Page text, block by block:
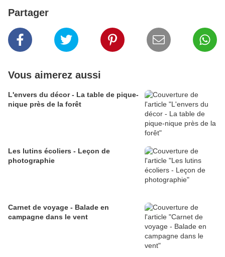
Partager
Vous aimerez aussi
L'envers du décor - La table de pique-
nique près de la forêt
Les lutins écoliers - Leçon de
photographie
Carnet de voyage - Balade en
campagne dans le vent